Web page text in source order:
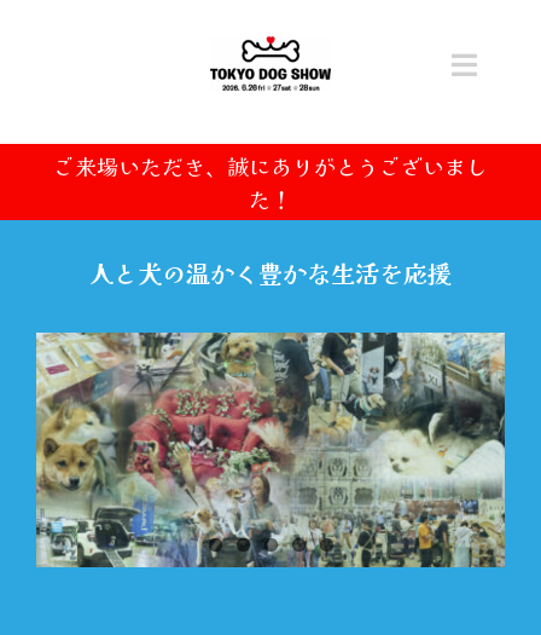
開催概要
ニュース
チケット
コンテンツ
ステージ・タイムテーブル
ご来場いただき、誠にありがとうございまし
た！
人と犬の温かく豊かな生活を応援